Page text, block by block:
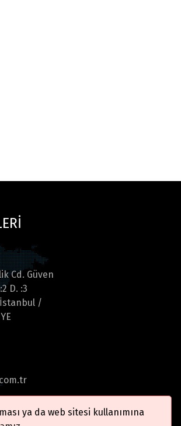
ya da web sitesi kullanımına
Cd. Güven
D. :3
/